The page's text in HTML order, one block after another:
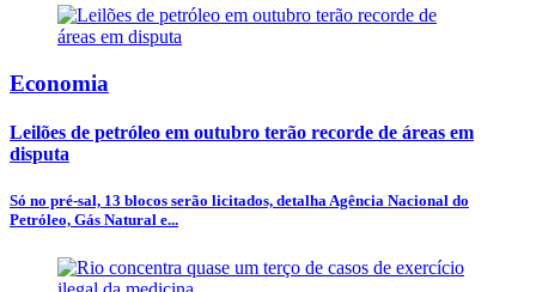
Economia
Leilões de petróleo em outubro terão recorde de áreas em
disputa
Só no pré-sal, 13 blocos serão licitados, detalha Agência Nacional do
Petróleo, Gás Natural e...